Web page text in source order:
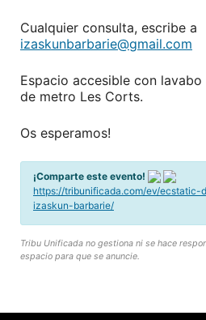
Cualquier consulta, escribe a
moc.l
iamg@
eirab
rabnu
ksazi
Espacio accesible con
de metro Les Corts.
Os esperamos!
¡Comparte este evento!
https://tribunificada.com/ev/
izaskun-barbarie/
Tribu Unificada no gestiona ni se hace
espacio para que se anuncie.